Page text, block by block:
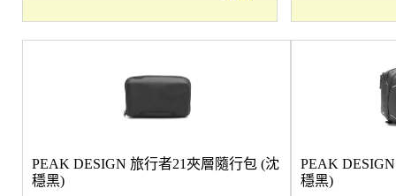
PEAK DESIGN 旅行者21夾層隨行包 (沈
穩黑)
PEAK
穩黑)